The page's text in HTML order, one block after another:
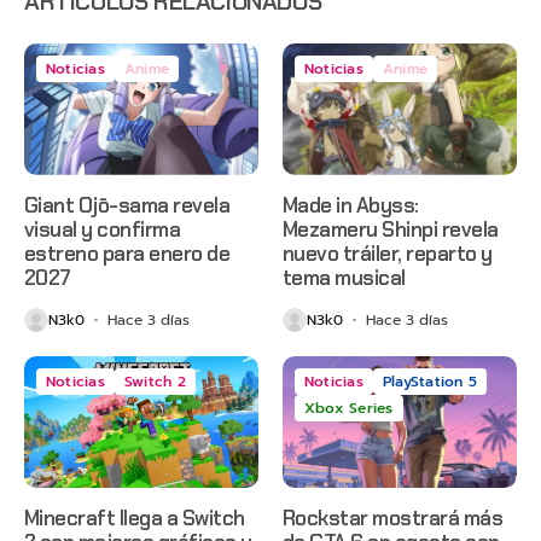
Noticias Anime
Giant Ojō-sama revela
visual y confirma
estreno para enero de
2027
N3k0 Hace 3 días
Noticias Anime
Made in Abyss:
Mezameru Shinpi revela
nuevo tráiler, reparto y
tema musical
N3k0 Hace 3 días
Noticias Switch 2
Minecraft llega a Switch
Noticias
PlayStation 5
Xbox Series
Rockstar mostrará más